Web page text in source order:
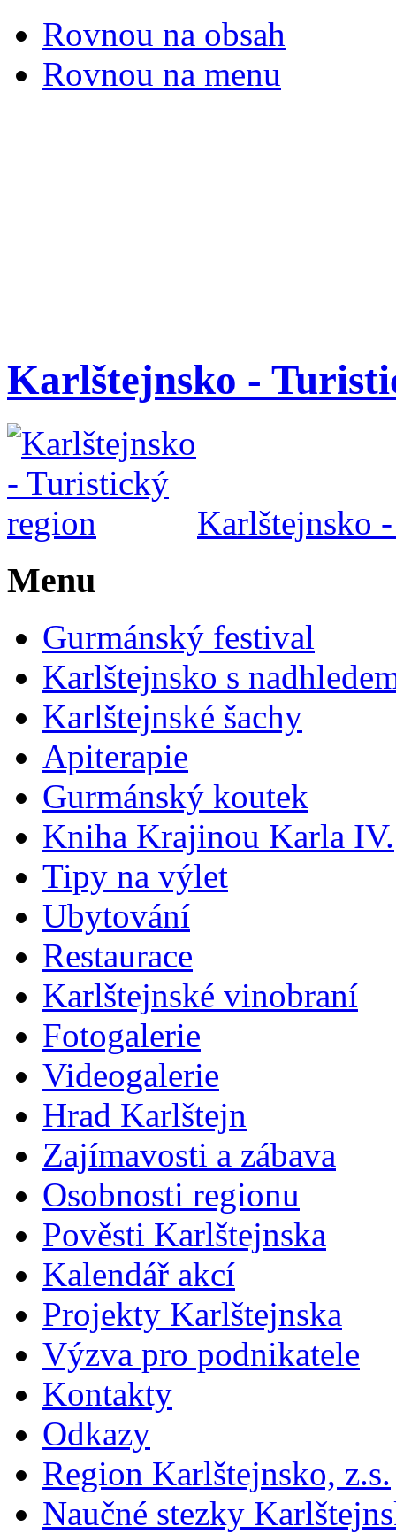
Rovnou na obsah
Rovnou na menu
Karlštejnsko -
Karlštejnsko
Menu
Gurmánský festival
Karlštejnsko s
Karlštejnské šachy
Apiterapie
Gurmánský koutek
Kniha Krajinou Karla IV.
Tipy na výlet
Ubytování
Restaurace
Karlštejnské vinobraní
Fotogalerie
Videogalerie
Hrad Karlštejn
Zajímavosti a zábava
Osobnosti regionu
Pověsti Karlštejnska
Kalendář akcí
Projekty Karlštejnska
Výzva pro podnikatele
Kontakty
Odkazy
Region Karlštejnsko, z.s.
Naučné stezky